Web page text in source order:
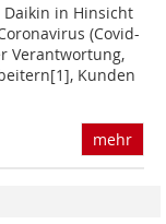
in Hinsicht
(Covid-
Verantwortung,
Kunden
mehr